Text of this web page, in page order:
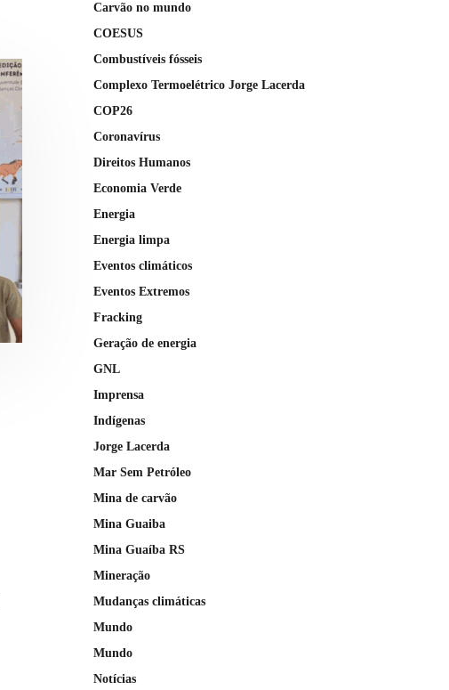
Carvão no mundo
COESUS
Combustíveis fósseis
Complexo Termoelétrico Jorge Lacerda
COP26
Coronavírus
Direitos Humanos
Economia Verde
Energia
Energia limpa
Eventos climáticos
Eventos Extremos
Fracking
Geração de energia
GNL
Imprensa
Indígenas
Jorge Lacerda
Mar Sem Petróleo
Mina de carvão
Mina Guaiba
Mina Guaíba RS
Mineração
Mudanças climáticas
Mundo
Mundo
Notícias